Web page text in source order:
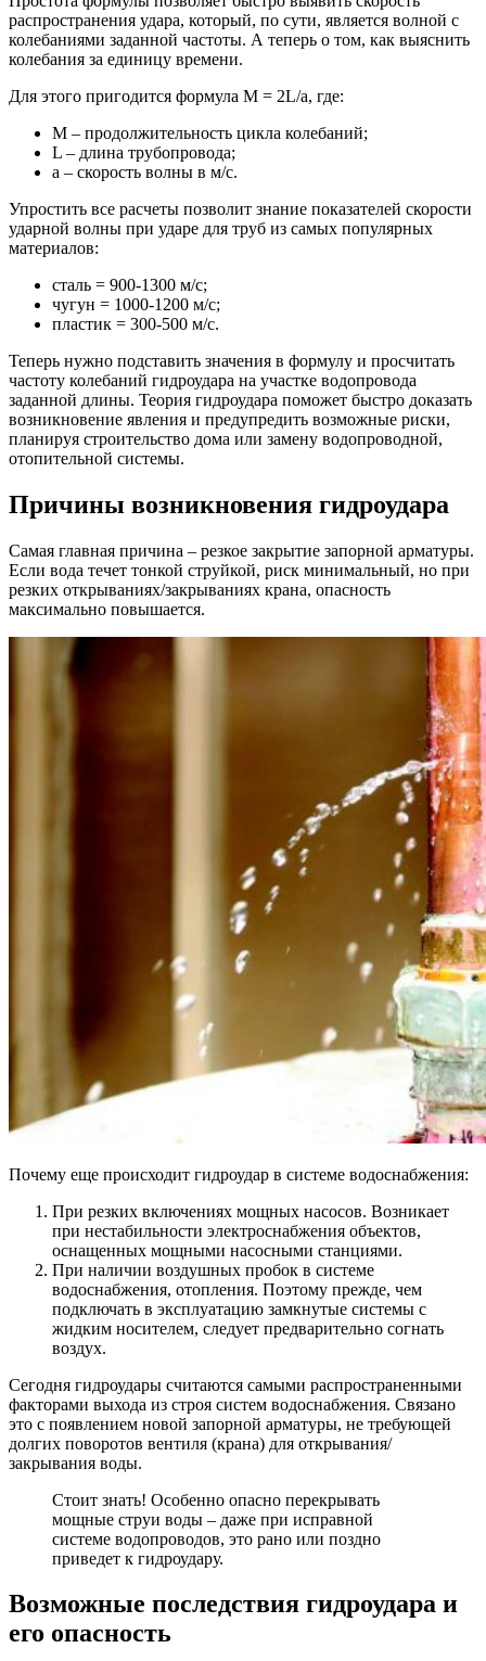
распространения удара, который, по сути, является волной с
колебаниями заданной частоты. А теперь о том, как выяснить
колебания за единицу времени.
Для этого пригодится формула M = 2L/a, где:
M – продолжительность цикла колебаний;
L – длина трубопровода;
a – скорость волны в м/с.
Упростить все расчеты позволит знание показателей скорости
ударной волны при ударе для труб из самых популярных
материалов:
сталь = 900-1300 м/с;
чугун = 1000-1200 м/с;
пластик = 300-500 м/с.
Теперь нужно подставить значения в формулу и просчитать
частоту колебаний гидроудара на участке водопровода
заданной длины. Теория гидроудара поможет быстро доказать
возникновение явления и предупредить возможные риски,
планируя строительство дома или замену водопроводной,
отопительной системы.
Причины возникновения гидроудара
Самая главная причина – резкое закрытие запорной арматуры.
Если вода течет тонкой струйкой, риск минимальный, но при
резких открываниях/закрываниях крана, опасность
максимально повышается.
Почему еще происходит гидроудар в системе водоснабжения:
При резких включениях мощных насосов. Возникает
при нестабильности электроснабжения объектов,
оснащенных мощными насосными станциями.
При наличии воздушных пробок в системе
водоснабжения, отопления. Поэтому прежде, чем
подключать в эксплуатацию замкнутые системы с
жидким носителем, следует предварительно согнать
воздух.
Сегодня гидроудары считаются самыми распространенными
факторами выхода из строя систем водоснабжения. Связано
это с появлением новой запорной арматуры, не требующей
долгих поворотов вентиля (крана) для открывания/
закрывания воды.
Стоит знать! Особенно опасно перекрывать
мощные струи воды – даже при исправной
системе водопроводов, это рано или поздно
приведет к гидроудару.
Возможные последствия гидроудара и
его опасность